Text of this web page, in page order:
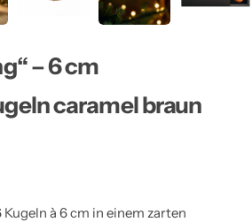
– 6 cm
caramel braun
Kugeln à 6 cm in einem zarten